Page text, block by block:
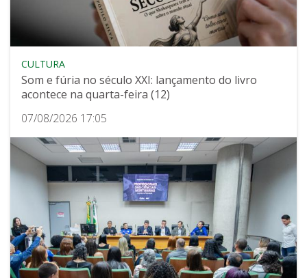
CULTURA
Som e fúria no século XXI: lançamento do livro
acontece na quarta-feira (12)
07/08/2026 17:05